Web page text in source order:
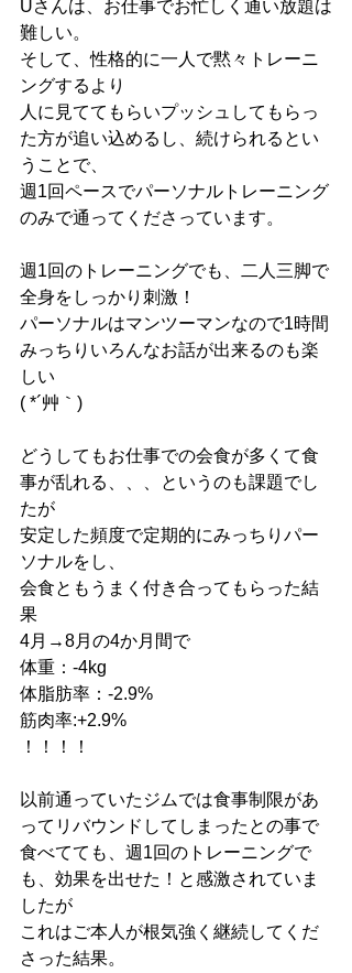
Uさんは、お仕事でお忙しく通い放題は
難しい。
そして、性格的に一人で黙々トレーニ
ングするより
人に見ててもらいプッシュしてもらっ
た方が追い込めるし、続けられるとい
うことで、
週1回ペースでパーソナルトレーニング
のみで通ってくださっています。
週1回のトレーニングでも、二人三脚で
全身をしっかり刺激！
パーソナルはマンツーマンなので1時間
みっちりいろんなお話が出来るのも楽
しい
( *´艸｀)
どうしてもお仕事での会食が多くて食
事が乱れる、、、というのも課題でし
たが
安定した頻度で定期的にみっちりパー
ソナルをし、
会食ともうまく付き合ってもらった結
果
4月→8月の4か月間で
体重：-4kg
体脂肪率：-2.9%
筋肉率:+2.9%
！！！！
以前通っていたジムでは食事制限があ
ってリバウンドしてしまったとの事で
食べてても、週1回のトレーニングで
も、効果を出せた！と感激されていま
したが
これはご本人が根気強く継続してくだ
さった結果。